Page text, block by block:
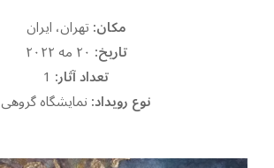
مکان:تهران، ایران
تاریخ:
تعداد آثار:
نوع رویداد:نمایشگاه گروهی